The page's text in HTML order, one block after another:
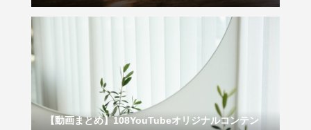
【動画まとめ】108YouTubeオリジナルコンテン